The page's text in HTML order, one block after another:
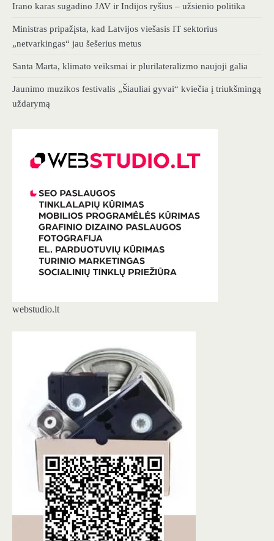
Irano karas sugadino JAV ir Indijos ryšius – užsienio politika
Ministras pripažįsta, kad Latvijos viešasis IT sektorius
„netvarkingas“ jau šešerius metus
Santa Marta, klimato veiksmai ir plurilateralizmo naujoji galia
Jaunimo muzikos festivalis „Šiauliai gyvai“ kviečia į triukšmingą
uždarymą
webstudio.lt